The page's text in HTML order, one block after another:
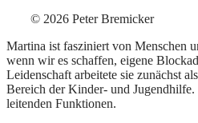
© 2026 Peter Bremicker
Martina ist fasziniert von Menschen
wenn wir es schaffen, eigene
Leidenschaft arbeitete sie zunächst
Bereich der Kinder- und Jugendhilfe.
leitenden Funktionen.